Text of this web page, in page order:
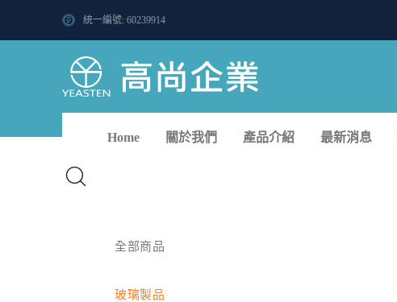
統一編號: 60239914
Home 關於我們 產品介紹 最新消息
全部商品
玻璃製品